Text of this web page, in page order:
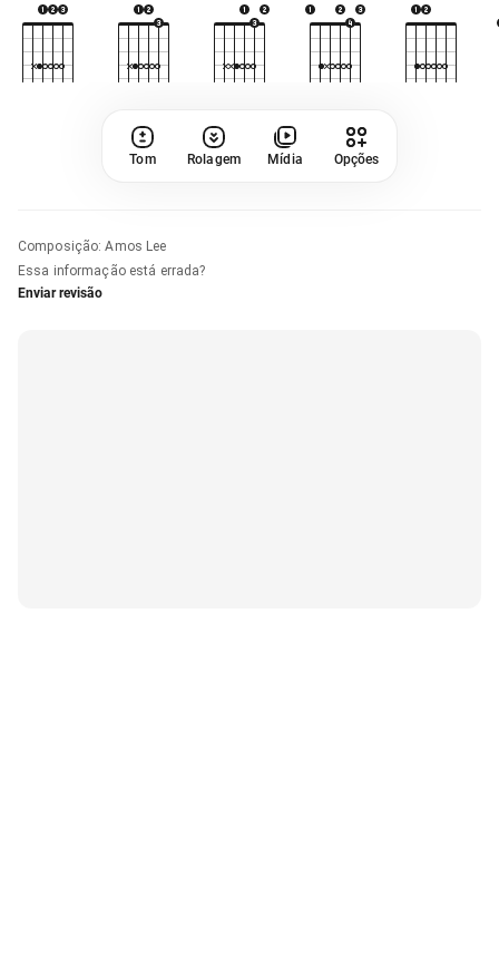
Tom Rolagem Mídia Opções
Composição:Amos Lee
Essa informação está errada?
Enviar revisão